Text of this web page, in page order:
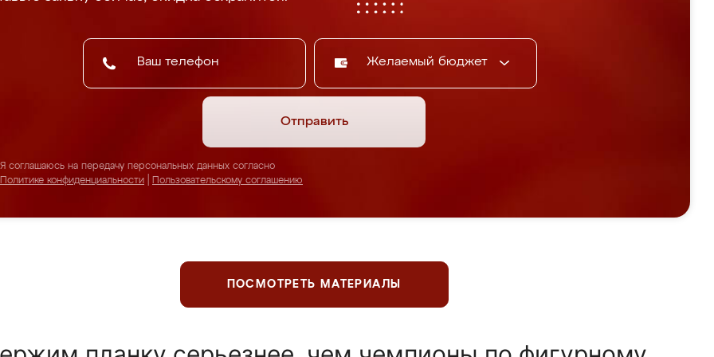
Желаемый бюджет
Отправить
Я соглашаюсь на передачу персональных данных согласно
Политике конфиденциальности
Пользовательскому соглашению
ПОСМОТРЕТЬ МАТЕРИАЛЫ